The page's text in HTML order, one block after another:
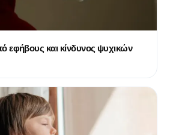
εφήβους και κίνδυνος ψυχικών